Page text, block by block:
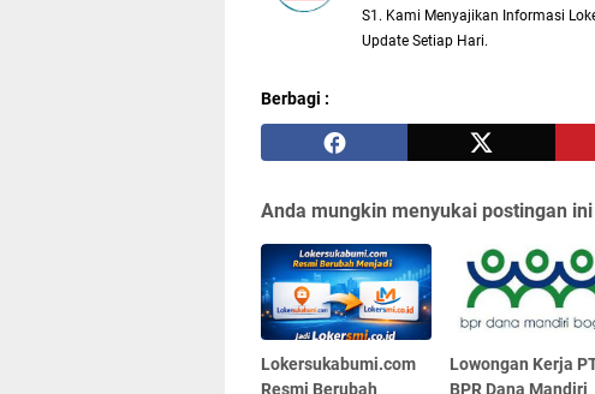
S1. Kami Menyajikan Informasi
Update Setiap Hari.
Berbagi :
Anda mungkin menyukai postingan ini
Lokersukabumi.com
Resmi Berubah
Lowongan Kerja
BPR Dana Mandiri